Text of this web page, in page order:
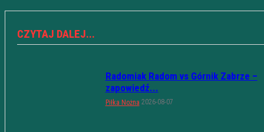
CZYTAJ DALEJ...
Radomiak Radom vs Górnik Zabrze –
zapowiedź...
Piłka Nożna 2026-08-07